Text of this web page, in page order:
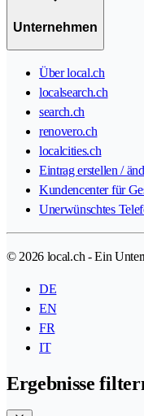
Unternehmen
Über local.ch
localsearch.ch
search.ch
renovero.ch
localcities.ch
Eintrag erstellen /
Kundencenter für
Unerwünschtes
© 2026 local.ch - Ein
DE
EN
FR
IT
Ergebnisse